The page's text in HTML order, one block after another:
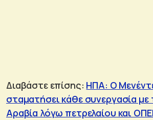
Διαβάστε επίσης: ΗΠΑ: Ο
σταματήσει κάθε συνεργασία με
Αραβία λόγω πετρελαίου και